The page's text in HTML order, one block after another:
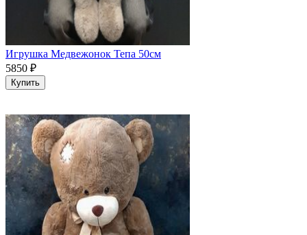
Игрушка Медвежонок Тепа 50см
5850 ₽
Купить